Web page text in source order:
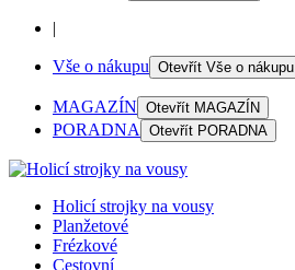
|
Vše o nákupu Otevřít Vše o nákupu
MAGAZÍN Otevřít MAGAZÍN
PORADNA Otevřít PORADNA
Holicí strojky na vousy
Planžetové
Frézkové
Cestovní